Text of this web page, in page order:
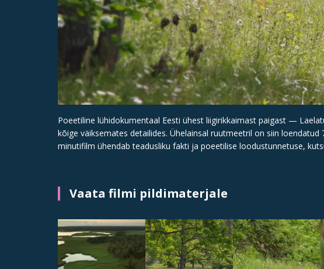
Poeetiline lühidokumentaal Eesti ühest liigirikkaimast paigast —
kõige väiksemates detailides. Ühelainsal ruutmeetril on siin
minutifilm ühendab teadusliku fakti ja poeetilise loodustunnetuse,
Vaata filmi pildimaterjale